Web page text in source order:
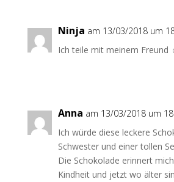
Ninja am 13/03/2018 um
Ich teile mit meinem Freund
Anna am 13/03/2018 um
Ich würde diese leckere
Schwester und einer tollen
Die Schokolade erinnert
Kindheit und jetzt wo älter